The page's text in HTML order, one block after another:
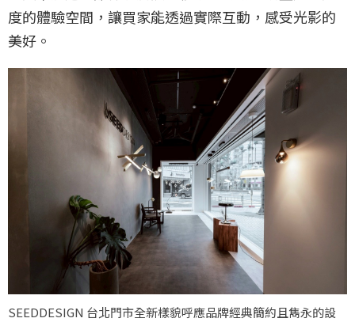
度的體驗空間，讓買家能透過實際互動，感受光影的
美好。
SEEDDESIGN 台北門市全新樣貌呼應品牌經典簡約且雋永的設